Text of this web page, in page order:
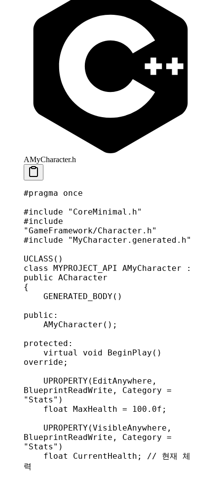
AMyCharacter.h
#pragma once
#include "CoreMinimal.h"
#include
"GameFramework/Character.h"
#include "MyCharacter.generated.h"
UCLASS ()
class
MYPROJECT_API AMyCharacter
public ACharacter
{
    GENERATED_BODY
()
public:
    AMyCharacter
();
protected:
    virtual
void BeginPlay
override ;
    UPROPERTY
( EditAnywhere
BlueprintReadWrite , Category
"Stats" )
    float
MaxHealth = 100.0f ;
    UPROPERTY
(VisibleAnywhere
BlueprintReadWrite , Category
"Stats" )
    float
CurrentHealth;
// 현재 체
력